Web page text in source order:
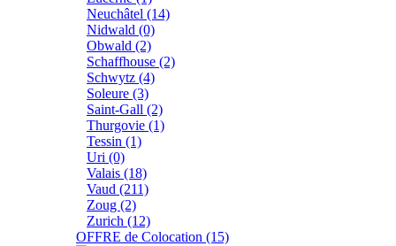
Neuchâtel (14)
Nidwald (0)
Obwald (2)
Schaffhouse (2)
Schwytz (4)
Soleure (3)
Saint-Gall (2)
Thurgovie (1)
Tessin (1)
Uri (0)
Valais (18)
Vaud (211)
Zoug (2)
Zurich (12)
OFFRE de Colocation (15)